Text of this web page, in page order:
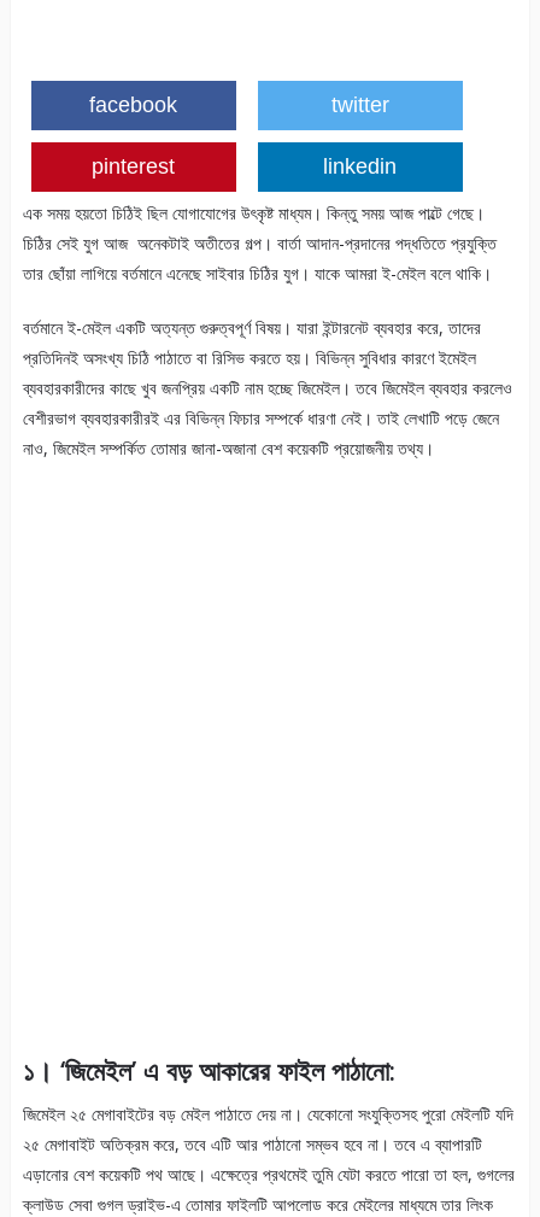
facebook twitter
pinterest linkedin
এক সময় হয়তো চিঠিই ছিল যোগাযোগের উৎকৃষ্ট মাধ্যম। কিন্তু সময় আজ পাল্টে গেছে।
চিঠির সেই যুগ আজ অনেকটাই অতীতের গল্প। বার্তা আদান-প্রদানের পদ্ধতিতে প্রযুক্তি
তার ছোঁয়া লাগিয়ে বর্তমানে এনেছে সাইবার চিঠির যুগ। যাকে আমরা ই-মেইল বলে থাকি।
বর্তমানে ই-মেইল একটি অত্যন্ত গুরুত্বপূর্ণ বিষয়। যারা ইন্টারনেট ব্যবহার করে, তাদের
প্রতিদিনই অসংখ্য চিঠি পাঠাতে বা রিসিভ করতে হয়। বিভিন্ন সুবিধার কারণে ইমেইল
ব্যবহারকারীদের কাছে খুব জনপ্রিয় একটি নাম হচ্ছে জিমেইল। তবে জিমেইল ব্যবহার করলেও
বেশীরভাগ ব্যবহারকারীরই এর বিভিন্ন ফিচার সম্পর্কে ধারণা নেই। তাই লেখাটি পড়ে জেনে
নাও, জিমেইল সম্পর্কিত তোমার জানা-অজানা বেশ কয়েকটি প্রয়োজনীয় তথ্য।
১। ‘জিমেইল’এ বড় আকারের ফাইল পাঠানো:
জিমেইল ২৫ মেগাবাইটের বড় মেইল পাঠাতে দেয় না। যেকোনো সংযুক্তিসহ পুরো মেইলটি যদি
২৫ মেগাবাইট অতিক্রম করে, তবে এটি আর পাঠানো সম্ভব হবে না। তবে এ ব্যাপারটি
এড়ানোর বেশ কয়েকটি পথ আছে। এক্ষেত্রে প্রথমেই তুমি যেটা করতে পারো তা হল, গুগলের
ক্লাউড সেবা গুগল ড্রাইভ-এ তোমার ফাইলটি আপলোড করে মেইলের মাধ্যমে তার লিংক